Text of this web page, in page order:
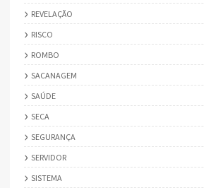
REVELAÇÃO
RISCO
ROMBO
SACANAGEM
SAÚDE
SECA
SEGURANÇA
SERVIDOR
SISTEMA